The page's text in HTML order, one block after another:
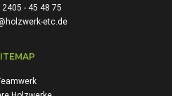
2405 - 45 48 75
etc.de